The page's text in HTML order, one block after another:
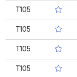
T105
T105
T105
T105